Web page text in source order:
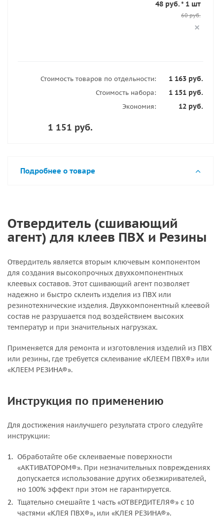
48 руб. * 1 шт
60 руб.
Стоимость товаров по отдельности: 1 163 руб.
Стоимость набора: 1 151 руб.
Экономия: 12 руб.
1 151 руб.
Подробнее о товаре
Отвердитель (сшивающий
агент) для клеев ПВХ и Резины
Отвердитель является вторым ключевым компонентом
для создания высокопрочных двухкомпонентных
клеевых составов. Этот сшивающий агент позволяет
надежно и быстро склеить изделия из ПВХ или
резинотехнические изделия. Двухкомпонентный клеевой
состав не разрушается под воздействием высоких
температур и при значительных нагрузках.
Применяется для ремонта и изготовления изделий из ПВХ
или резины, где требуется склеивание «КЛЕЕМ ПВХ®» или
«КЛЕЕМ РЕЗИНА®».
Инструкция по применению
Для достижения наилучшего результата строго следуйте
инструкции:
Обработайте обе склеиваемые поверхности
«АКТИВАТОРОМ®». При незначительных повреждениях
допускается использование других обезжиривателей,
но 100% эффект при этом не гарантируется.
Тщательно смешайте 1 часть «ОТВЕРДИТЕЛЯ®» с 10
частями «КЛЕЯ ПВХ®», или «КЛЕЯ РЕЗИНА®».